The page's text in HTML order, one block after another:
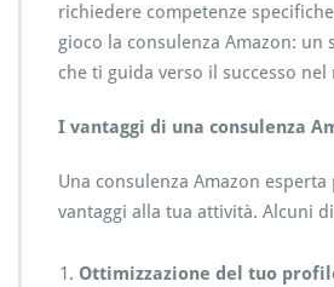
richiedere competenze
gioco la consulenza Amazon: un
che ti guida verso il successo nel
I vantaggi di una consulenza
Una consulenza Amazon
vantaggi alla tua attività. Alcuni
Ottimizzazione del tuo